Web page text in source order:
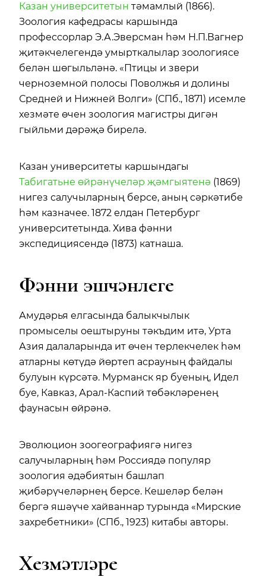
Казан университетын тәмамлый (1866).
Зоология кафедрасы каршында
профессорлар Э.А.Эверсман һәм Н.П.Вагнер
җитәкчелегендә умырткалылар зоологиясе
белән шөгыльләнә. «Птицы и звери
черноземной полосы Поволжья и долины
Средней и Нижней Волги» (СПб., 1871) исемле
хезмәте өчен зоология магистры дигән
гыйльми дәрәҗә бирелә.
Казан университеты каршындагы
Табигатьне өйрәнүчеләр җәмгыятенә (1869)
нигез салучыларның берсе, аның сәркәтибе
һәм казначее. 1872 елдан Петербург
университетында. Хива фәнни
экспедициясендә (1873) катнаша.
Фәнни эшчәнлеге
Амудәрья елгасында балыкчылык
промыселы оештыруны тәкъдим итә, Урта
Азия далаларында ит өчен терлекчелек һәм
атларны көтүдә йөртеп асрауның файдалы
булуын күрсәтә. Мурманск яр буеның, Идел
буе, Кавказ, Арал-Каспий төбәкләренең
фаунасын өйрәнә.
Эволюцион зоогеографиягә нигез
салучыларның һәм Россиядә популяр
зоология әдәбиятын башлап
җибәрүчеләрнең берсе. Кешеләр белән
бергә яшәүче хайваннар турында «Мирские
захребетники» (СПб., 1923) китабы авторы.
Хезмәтләре